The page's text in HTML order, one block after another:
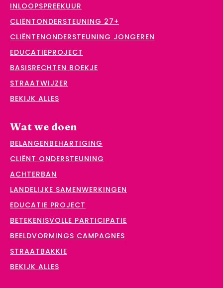
INLOOPSPREEKUUR
CLIËNTONDERSTEUNING 27+
CLIËNTENONDERSTEUNING JONGEREN
EDUCATIEPROJECT
BASISRECHTEN BOEKJE
STRAATWIJZER
BEKIJK ALLES
Wat we doen
BELANGENBEHARTIGING
CLIËNT ONDERSTEUNING
ACHTERBAN
LANDELIJKE SAMENWERKINGEN
EDUCATIE PROJECT
BETEKENISVOLLE PARTICIPATIE
BEELDVORMINGS CAMPAGNES
STRAATBAKKIE
BEKIJK ALLES